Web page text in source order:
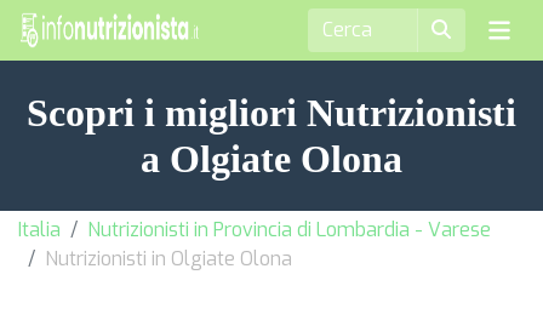
Scopri i migliori Nutrizionisti
a Olgiate Olona
Italia
Nutrizionisti in Provincia di Lombardia - Varese
Nutrizionisti in Olgiate Olona